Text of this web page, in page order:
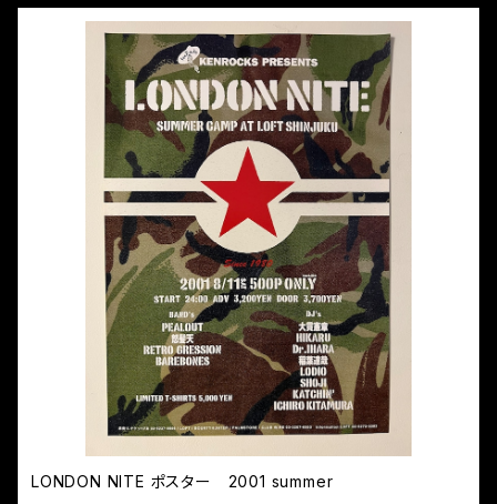
LONDON NITE ポスター 2001 summer